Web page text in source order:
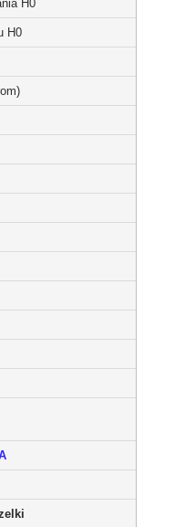
H0
H0